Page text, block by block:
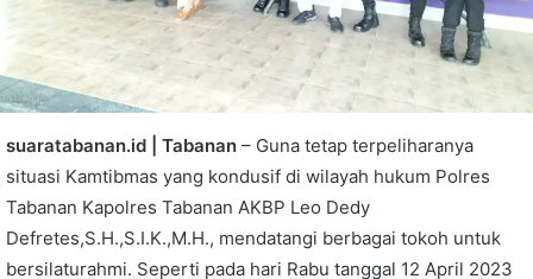
suaratabanan.id | Tabanan – Guna tetap terpeliharanya
situasi Kamtibmas yang kondusif di wilayah hukum Polres
Tabanan Kapolres Tabanan AKBP Leo Dedy
Defretes,S.H.,S.I.K.,M.H., mendatangi berbagai tokoh untuk
bersilaturahmi. Seperti pada hari Rabu tanggal 12 April 2023